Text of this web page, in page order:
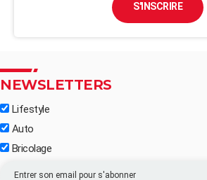
S'INSCRIRE
NEWSLETTERS
Lifestyle
Auto
Bricolage